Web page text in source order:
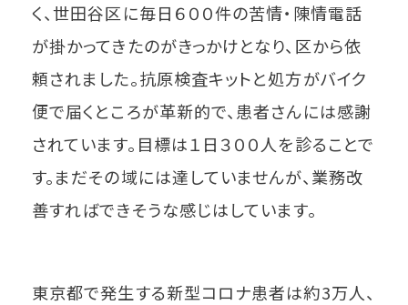
く、世田谷区に毎日６００件の苦情・陳情電話
が掛かってきたのがきっかけとなり、区から依
頼されました。抗原検査キットと処方がバイク
便で届くところが革新的で、患者さんには感謝
されています。目標は１日３００人を診ることで
す。まだその域には達していませんが、業務改
善すればできそうな感じはしています。
東京都で発生する新型コロナ患者は約3万人、